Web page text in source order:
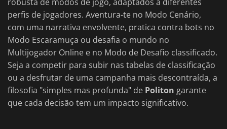
perfis de jogadores. Aventura-te no Modo Cenário,
com uma narrativa envolvente, pratica contra bots no
Modo Escaramuça ou desafia o mundo no
Multijogador Online e no Modo de Desafio classificado.
Seja a competir para subir nas tabelas de classificação
ou a desfrutar de uma campanha mais descontraída, a
filosofia "simples mas profunda" de Politon garante
que cada decisão tem um impacto significativo.